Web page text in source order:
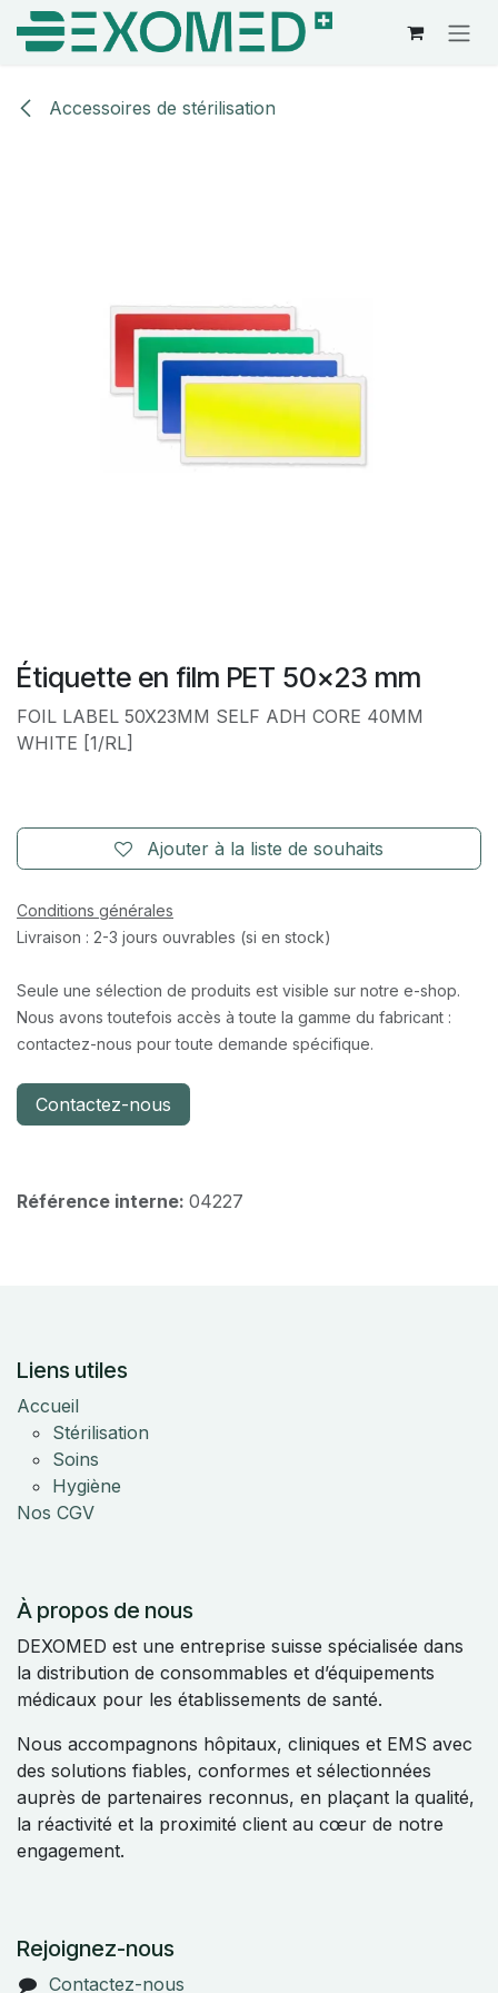
Se rendre au contenu
Accessoires de stérilisation
Étiquette en film PET 50x23 mm
FOIL LABEL 50X23MM SELF ADH CORE 40MM
WHITE [1/RL]
Ajouter à la liste de souhaits
Conditions générales
Livraison : 2-3 jours ouvrables (si en stock)
Seule une sélection de produits est visible sur notre e-shop.
Nous avons toutefois accès à toute la gamme du fabricant :
contactez-nous pour toute demande spécifique.
Contactez-nous
Référence interne: 04227
Liens utiles
Accueil
Stérilisation
Soins
Hygiène
Nos CGV
À propos de nous
DEXOMED est une entreprise suisse spécialisée dans
la distribution de consommables et d’équipements
médicaux pour les établissements de santé.
Nous accompagnons hôpitaux, cliniques et EMS avec
des solutions fiables, conformes et sélectionnées
auprès de partenaires reconnus, en plaçant la qualité,
la réactivité et la proximité client au cœur de notre
engagement.
Rejoignez-nous
Contactez-nous